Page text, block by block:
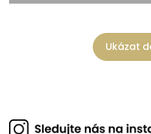
Ukázat